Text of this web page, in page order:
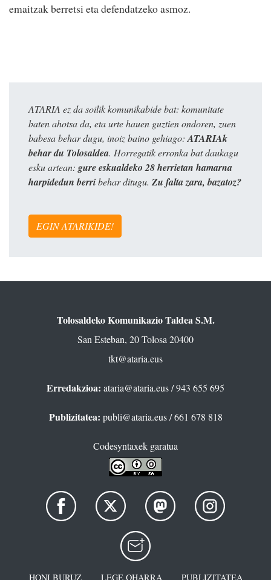
emaitzak berretsi eta defendatzeko asmoz.
ATARIA ez da soilik komunikabide bat: komunitate
baten ahotsa da, eta urte hauen guztien ondoren, zuen
babesa behar dugu, inoiz baino gehiago:ATARIAk
behar du Tolosaldea. Horregatik erronka bat daukagu
esku artean: gure eskualdeko 28 herrietan hamarna
harpidedun berribehar ditugu. Zu falta zara, bazatoz?
EGIN ATARIKIDE!
Tolosaldeko Komunikazio Taldea S.M.
San Esteban, 20 Tolosa 20400
tkt@ataria.eus
Erredakzioa: ataria@ataria.eus/ 943 655 695
Publizitatea: publi@ataria.eus/ 661 678 818
Codesyntaxek garatua
HONI BURUZ LEGE OHARRA
PUBLIZITATEA